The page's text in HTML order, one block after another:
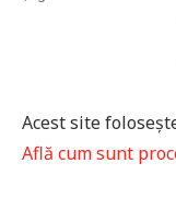
Acest site
Află cum sunt